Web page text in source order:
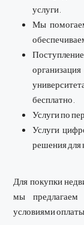
услуги.
Мы
бесплатно.
Услуги по
Услуги
решения для
Для покупки
мы
условиями